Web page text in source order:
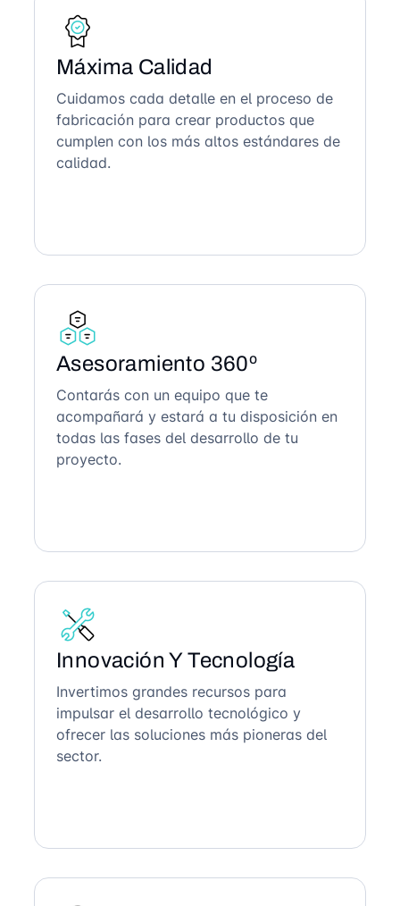
Máxima Calidad
Cuidamos cada detalle en el proceso de
fabricación para crear productos que
cumplen con los más altos estándares de
calidad.
Asesoramiento 360º
Contarás con un equipo que te
acompañará y estará a tu disposición en
todas las fases del desarrollo de tu
proyecto.
Innovación Y Tecnología
Invertimos grandes recursos para
impulsar el desarrollo tecnológico y
ofrecer las soluciones más pioneras del
sector.